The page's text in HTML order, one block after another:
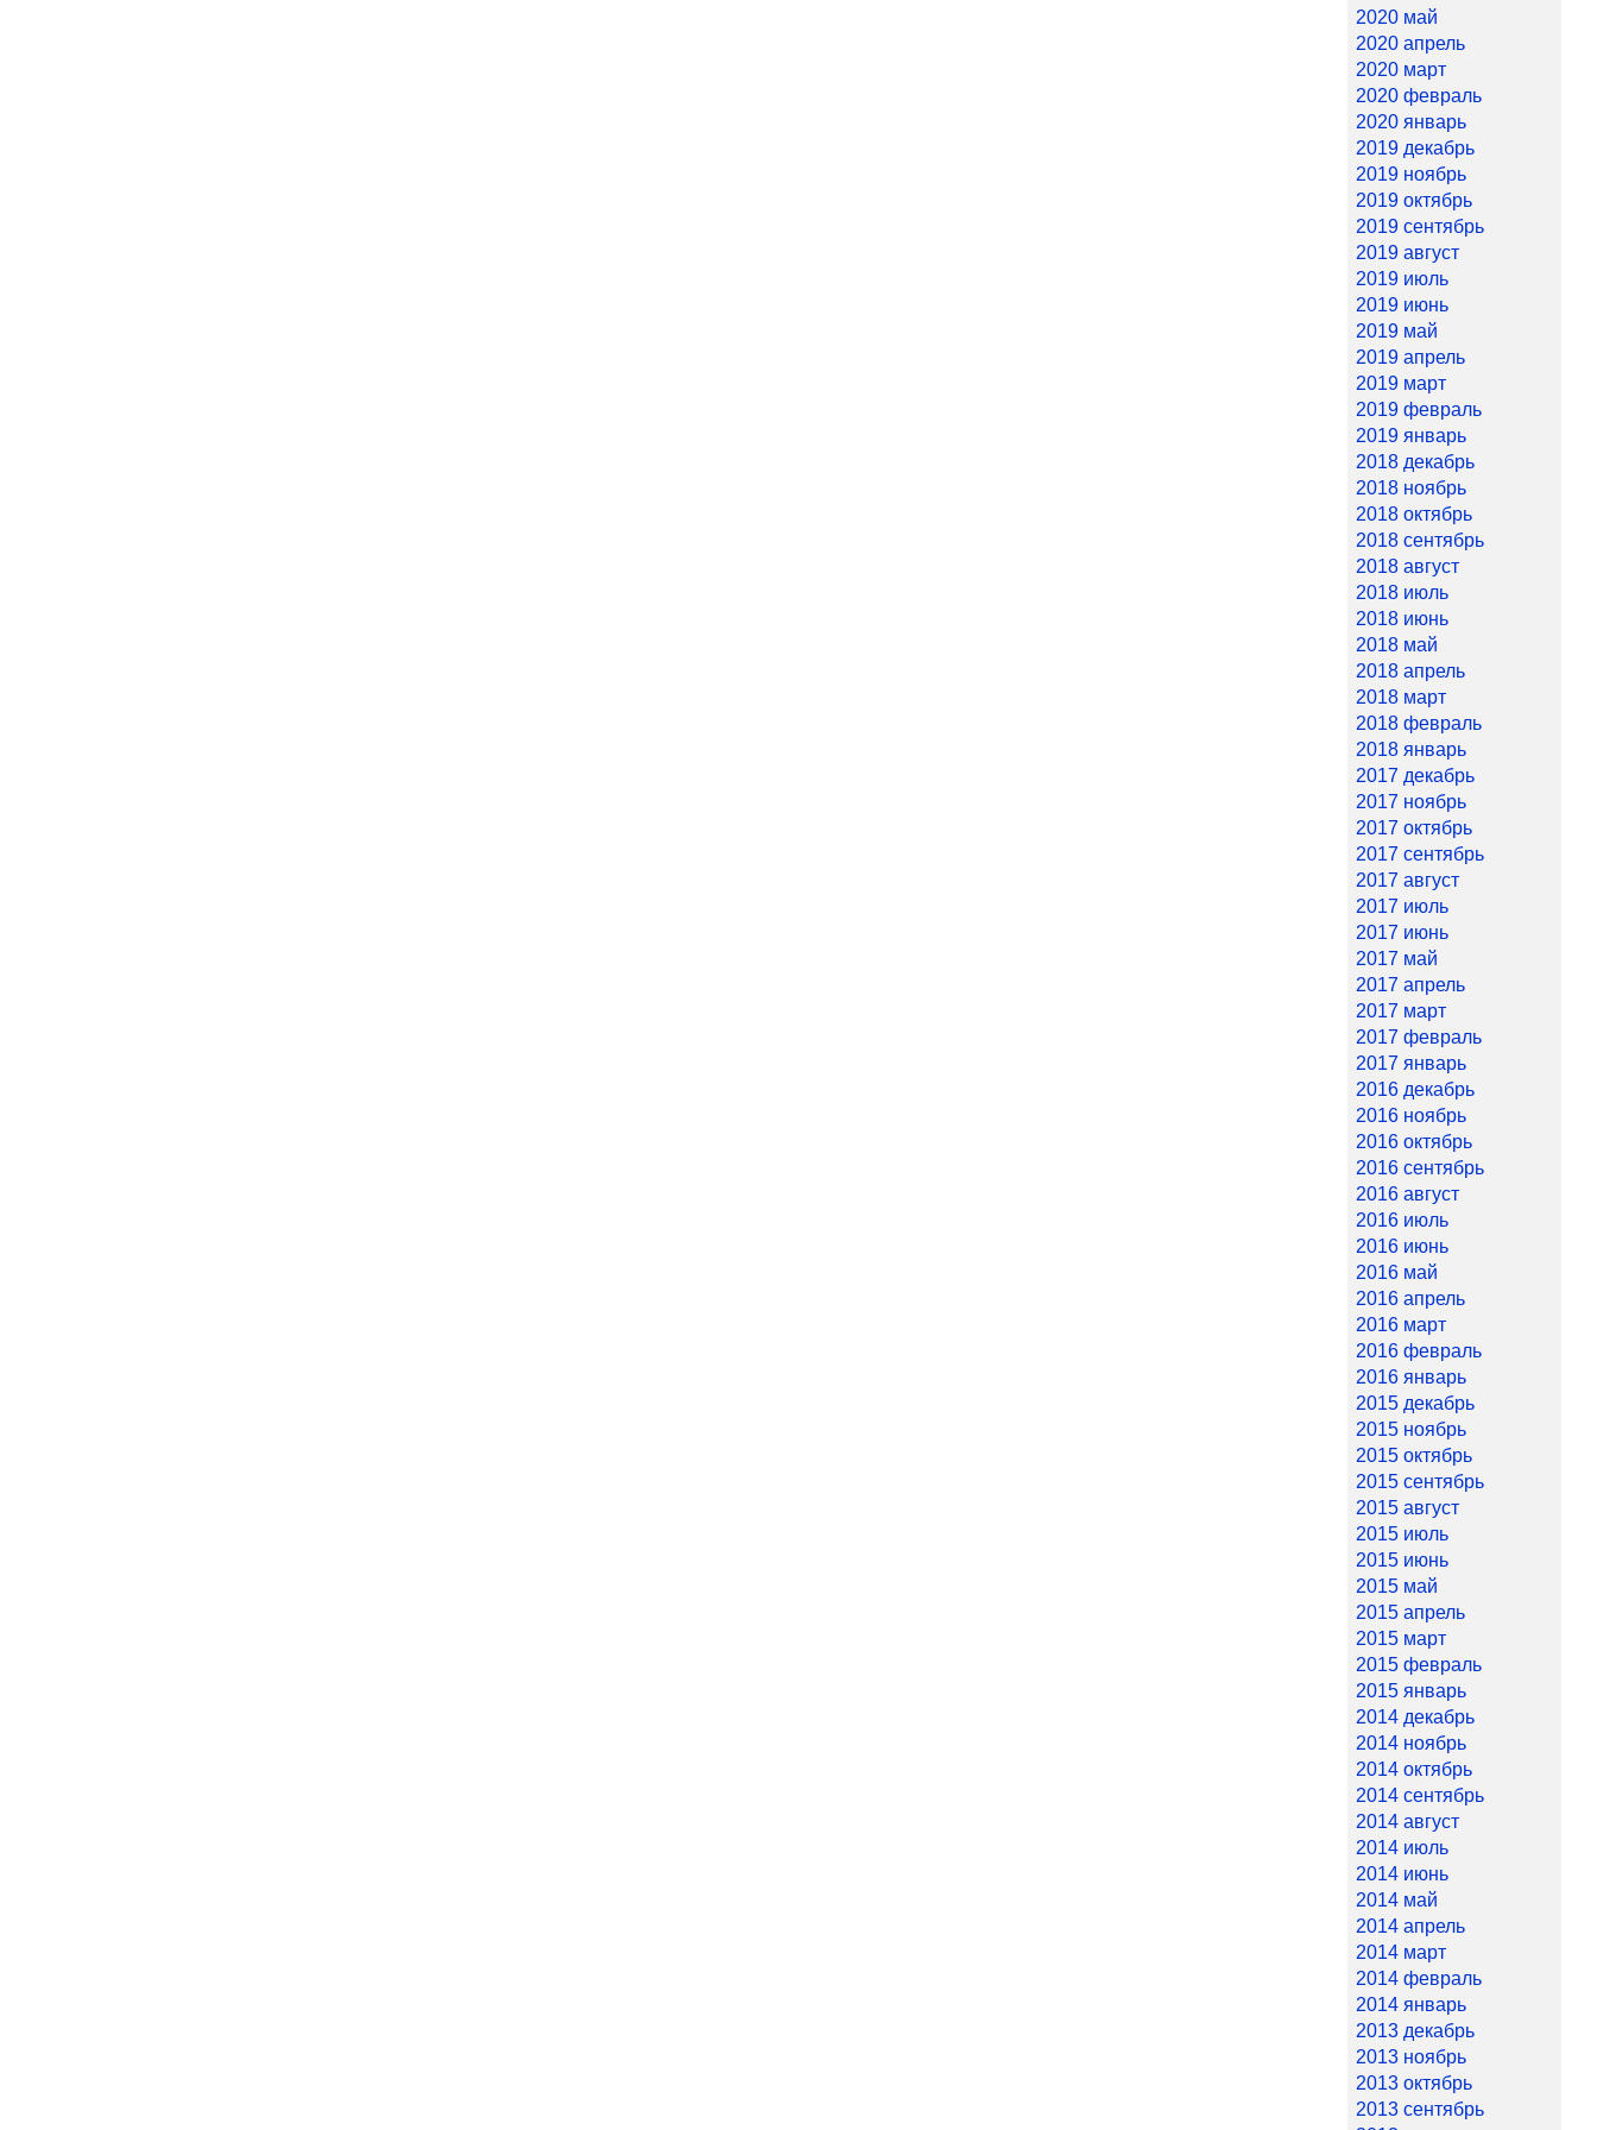
2020 май
2020 апрель
2020 март
2020 февраль
2020 январь
2019 декабрь
2019 ноябрь
2019 октябрь
2019 сентябрь
2019 август
2019 июль
2019 июнь
2019 май
2019 апрель
2019 март
2019 февраль
2019 январь
2018 декабрь
2018 ноябрь
2018 октябрь
2018 сентябрь
2018 август
2018 июль
2018 июнь
2018 май
2018 апрель
2018 март
2018 февраль
2018 январь
2017 декабрь
2017 ноябрь
2017 октябрь
2017 сентябрь
2017 август
2017 июль
2017 июнь
2017 май
2017 апрель
2017 март
2017 февраль
2017 январь
2016 декабрь
2016 ноябрь
2016 октябрь
2016 сентябрь
2016 август
2016 июль
2016 июнь
2016 май
2016 апрель
2016 март
2016 февраль
2016 январь
2015 декабрь
2015 ноябрь
2015 октябрь
2015 сентябрь
2015 август
2015 июль
2015 июнь
2015 май
2015 апрель
2015 март
2015 февраль
2015 январь
2014 декабрь
2014 ноябрь
2014 октябрь
2014 сентябрь
2014 август
2014 июль
2014 июнь
2014 май
2014 апрель
2014 март
2014 февраль
2014 январь
2013 декабрь
2013 ноябрь
2013 октябрь
2013 сентябрь